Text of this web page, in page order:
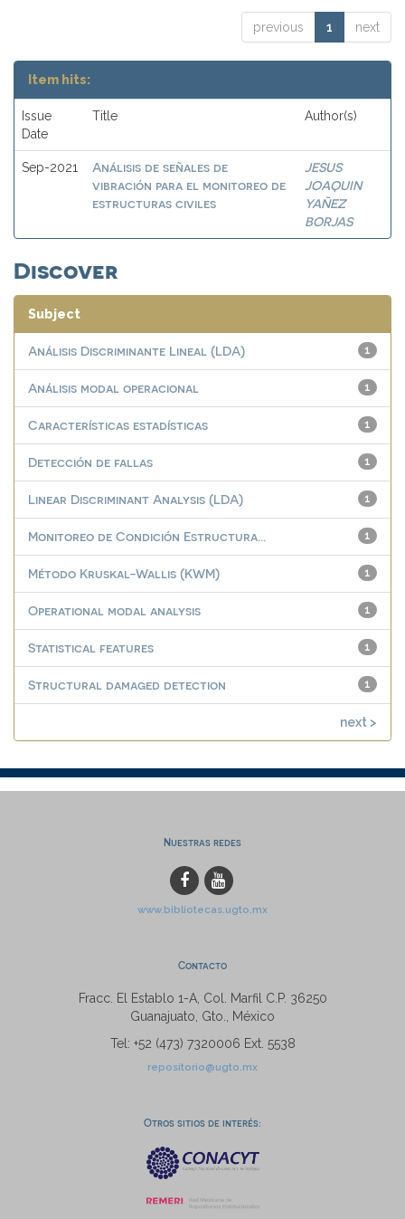
previous 1 next
Item hits:
Issue
Date
Title Author(s)
Sep-2021
Análisis de señales de
vibración para el monitoreo de
estructuras civiles
JESUS
JOAQUIN
YAÑEZ
BORJAS
Discover
Subject
1
Análisis Discriminante Lineal (LDA)
1
Análisis modal operacional
1
Características estadísticas
1
Detección de fallas
1
Linear Discriminant Analysis (LDA)
1
Monitoreo de Condición Estructura...
1
Método Kruskal-Wallis (KWM)
1
Operational modal analysis
1
Statistical features
1
Structural damaged detection
next >
Nuestras redes
www.bibliotecas.ugto.mx
Contacto
Fracc. El Establo 1-A, Col. Marfil C.P. 36250
Guanajuato, Gto., México
Tel: +52 (473) 7320006 Ext. 5538
repositorio@ugto.mx
Otros sitios de interés: